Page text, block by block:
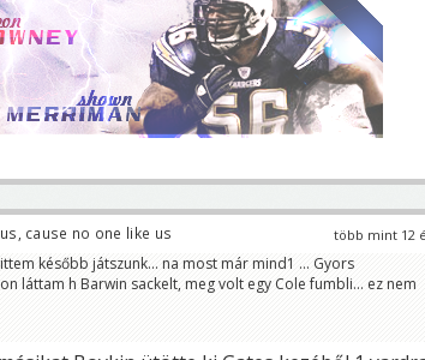
több mint 12
cause no one like us
később játszunk... na most már mind1 ... Gyors
láttam h Barwin sackelt, meg volt egy Cole fumbli... ez nem